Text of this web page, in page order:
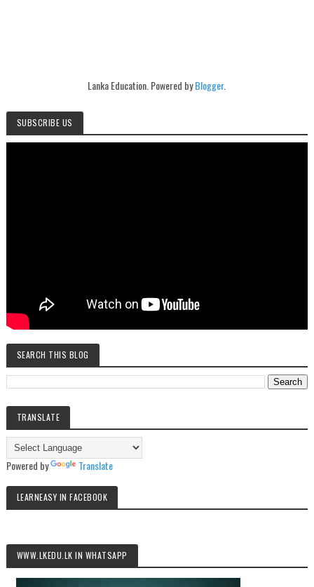
Lanka Education. Powered byBlogger.
SUBSCRIBE US
SEARCH THIS BLOG
TRANSLATE
Powered by Translate
LEARNEASY IN FACEBOOK
WWW.LKEDU.LK IN WHATSAPP